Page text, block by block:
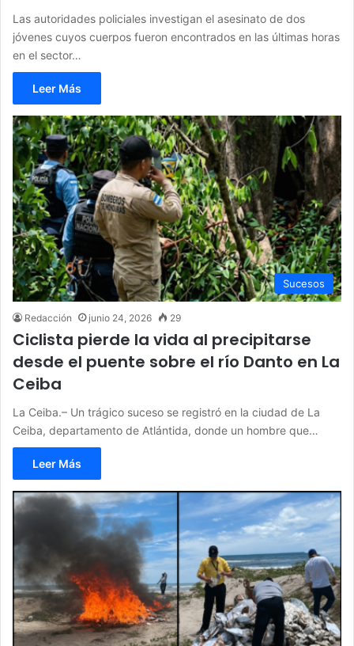
Las autoridades policiales investigan el asesinato de dos
jóvenes cuyos cuerpos fueron encontrados en las últimas horas
en el sector…
Leer Más
Sucesos
Redacción junio 24, 2026 29
Ciclista pierde la vida al precipitarse
desde el puente sobre el río Danto en La
Ceiba
La Ceiba.– Un trágico suceso se registró en la ciudad de La
Ceiba, departamento de Atlántida, donde un hombre que…
Leer Más